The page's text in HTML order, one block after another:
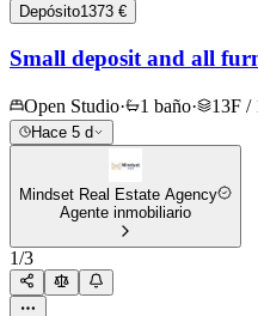
Depósito1373 €
Small deposit and all
Open Studio· 1 baño· 13F /
Hace 5 d
Mindset Real Estate Agency
Agente inmobiliario
1/3